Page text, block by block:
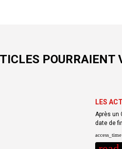
POURRAIENT
LES
Après un
date de
access_time